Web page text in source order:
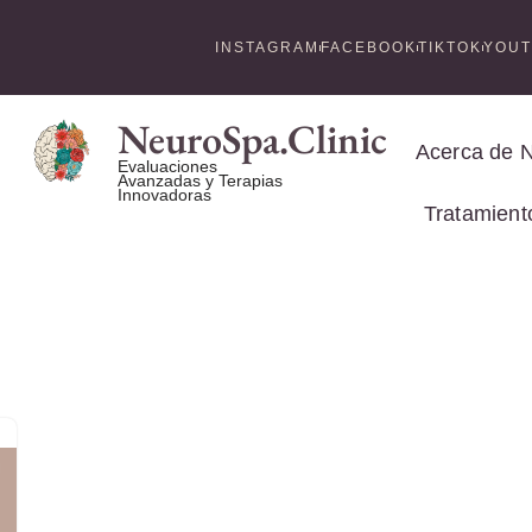
INSTAGRAM FACEBOOKTIKTOK
NeuroSpa.Clinic
Evaluaciones
Avanzadas y Terapias
Innovadoras
Acerca de